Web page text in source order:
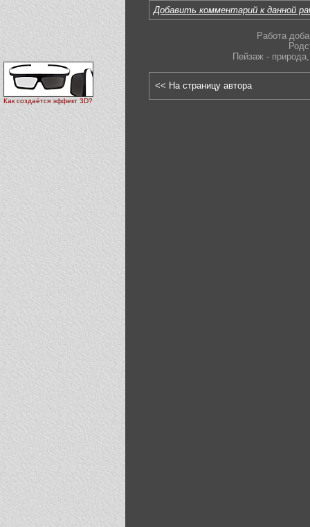
Как создаётся эффект 3D?
Добавить комментарий к данной
Работа
Пейзаж - природа,
<< На страницу автора